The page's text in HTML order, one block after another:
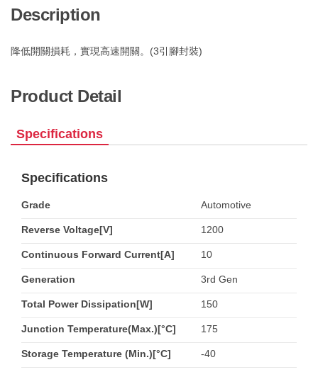
Description
降低開關損耗，實現高速開關。(3引腳封裝)
Product Detail
Specifications
Specifications
Grade Automotive
Reverse Voltage[V] 1200
Continuous Forward Current[A] 10
Generation 3rd Gen
Total Power Dissipation[W] 150
Junction Temperature(Max.)[°C] 175
Storage Temperature (Min.)[°C] -40